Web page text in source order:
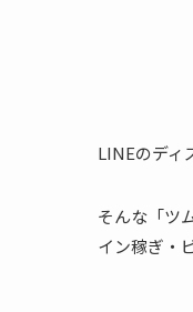
LINEのディ
そんな「ツ
イン稼ぎ・